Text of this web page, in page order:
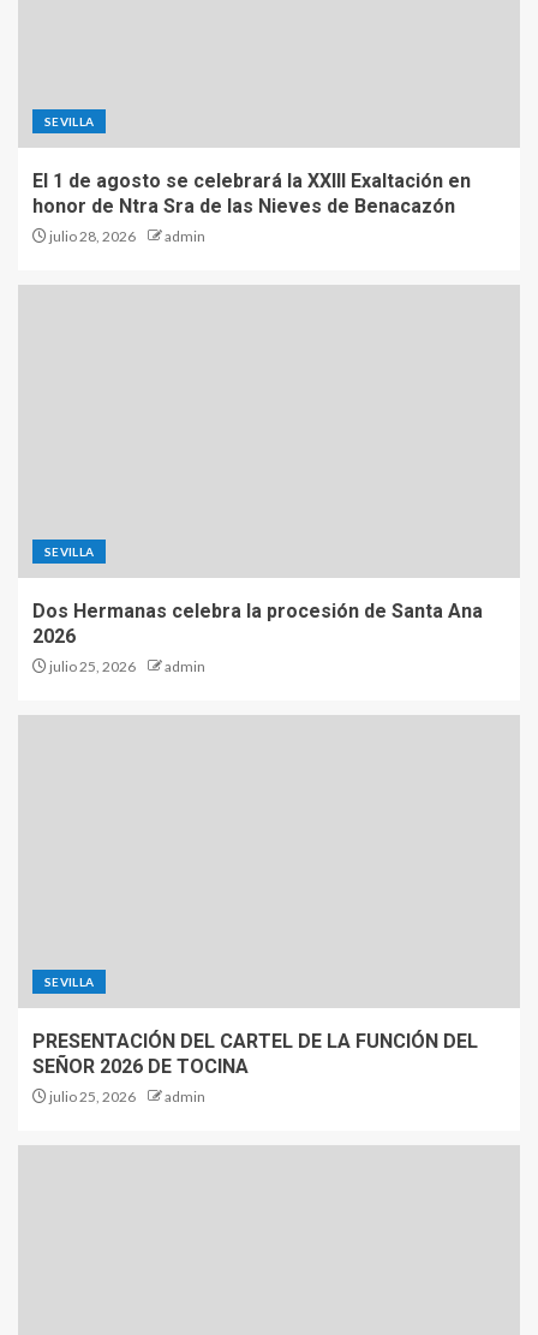
SEVILLA
El 1 de agosto se celebrará la XXIII Exaltación en
honor de Ntra Sra de las Nieves de Benacazón
julio 28, 2026 admin
SEVILLA
Dos Hermanas celebra la procesión de Santa Ana
2026
julio 25, 2026 admin
SEVILLA
PRESENTACIÓN DEL CARTEL DE LA FUNCIÓN DEL
SEÑOR 2026 DE TOCINA
julio 25, 2026 admin